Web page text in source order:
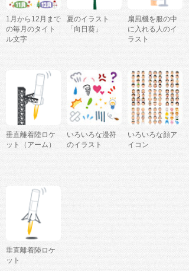
1月から12月まで
の毎月のタイト
ル文字
夏のイラスト
「向日葵」
扇風機を服の中
に入れる人のイ
ラスト
垂直離着陸ロケ
ット（アーム）
いろいろな漫符
のイラスト
いろいろな顔ア
イコン
垂直離着陸ロケ
ット